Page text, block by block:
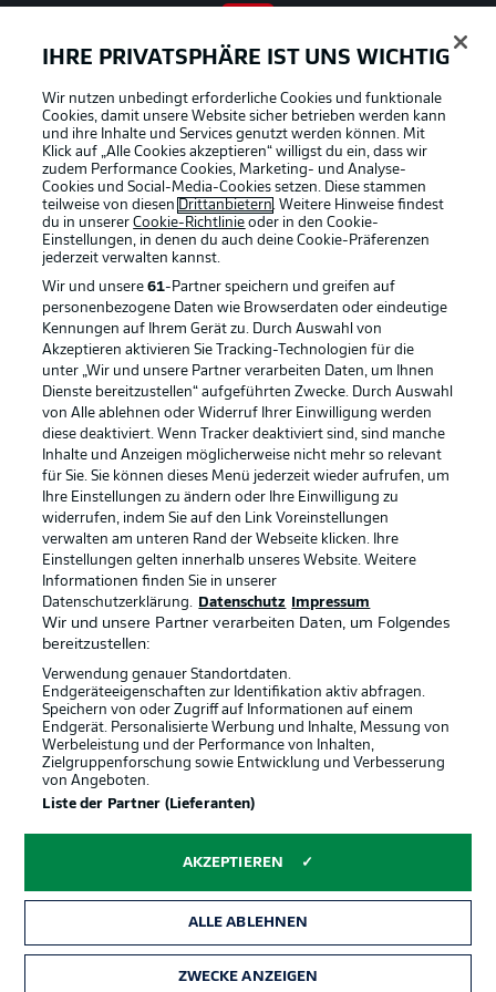
BUNDESLIGA APP
Offizielle Partner
Rechtliche Hinweise
Datenschutz Nutzungsbedingungen
Jobs Impressum
Partner Spieler
Liveticker AGB
IHRE PRIVATSPHÄRE IST UNS WICHTIG
Wir nutzen unbedingt erforderliche Cookies und funktionale
Cookies, damit unsere Website sicher betrieben werden kann
und ihre Inhalte und Services genutzt werden können. Mit
Klick auf „Alle Cookies akzeptieren“ willigst du ein, dass wir
zudem Performance Cookies, Marketing- und Analyse-
Cookies und Social-Media-Cookies setzen. Diese stammen
teilweise von diesen Drittanbietern. Weitere Hinweise findest
du in unsererCookie-Richtlinie oder in den Cookie-
Einstellungen, in denen du auch deine Cookie-Präferenzen
jederzeit verwalten kannst.
Wir und unsere61-Partner speichern und greifen auf
personenbezogene Daten wie Browserdaten oder eindeutige
Kennungen auf Ihrem Gerät zu. Durch Auswahl von
Akzeptieren aktivieren Sie Tracking-Technologien für die
unter „Wir und unsere Partner verarbeiten Daten, um Ihnen
Dienste bereitzustellen“ aufgeführten Zwecke. Durch Auswahl
von Alle ablehnen oder Widerruf Ihrer Einwilligung werden
diese deaktiviert. Wenn Tracker deaktiviert sind, sind manche
Inhalte und Anzeigen möglicherweise nicht mehr so relevant
für Sie. Sie können dieses Menü jederzeit wieder aufrufen, um
Ihre Einstellungen zu ändern oder Ihre Einwilligung zu
widerrufen, indem Sie auf den Link Voreinstellungen
verwalten am unteren Rand der Webseite klicken. Ihre
Einstellungen gelten innerhalb unseres Website. Weitere
Informationen finden Sie in unserer
Datenschutzerklärung.
Datenschutz Impressum
Wir und unsere Partner verarbeiten Daten, um Folgendes
bereitzustellen:
Verwendung genauer Standortdaten.
Endgeräteeigenschaften zur Identifikation aktiv abfragen.
Speichern von oder Zugriff auf Informationen auf einem
Endgerät. Personalisierte Werbung und Inhalte, Messung von
Werbeleistung und der Performance von Inhalten,
Zielgruppenforschung sowie Entwicklung und Verbesserung
von Angeboten.
Liste der Partner (Lieferanten)
AKZEPTIEREN
ALLE ABLEHNEN
ZWECKE ANZEIGEN